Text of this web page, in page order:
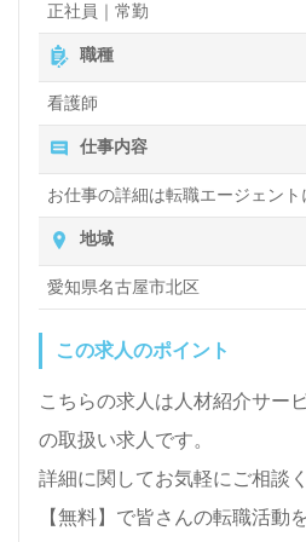
正社員｜常勤
職種
看護師
仕事内容
お仕事の詳細は転職エージェン
地域
愛知県名古屋市北区
この求人のポイント
こちらの求人は人材紹介サー
の取扱い求人です。
詳細に関してお気軽にご相談
【無料】で皆さんの転職活動